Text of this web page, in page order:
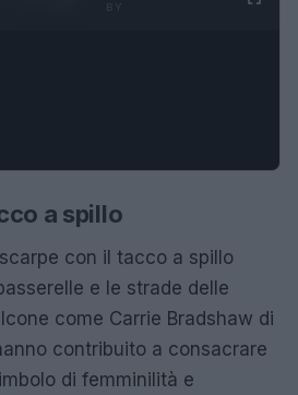
a spillo
con il tacco a spillo
e le strade delle
come Carrie Bradshaw di
contribuito a consacrare
di femminilità e